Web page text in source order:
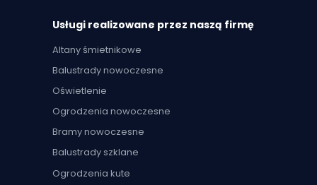
Usługi realizowane przez naszą firmę
Altany śmietnikowe
Balustrady nowoczesne
Oświetlenie
Ogrodzenia nowoczesne
Bramy nowoczesne
Balustrady szklane
Ogrodzenia kute